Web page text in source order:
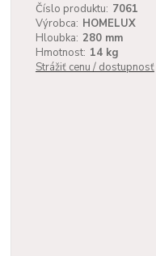
Číslo produktu: 7061
Výrobca: HOMELUX
Hloubka: 280 mm
Hmotnost: 14 kg
Strážiť cenu / dostupnosť